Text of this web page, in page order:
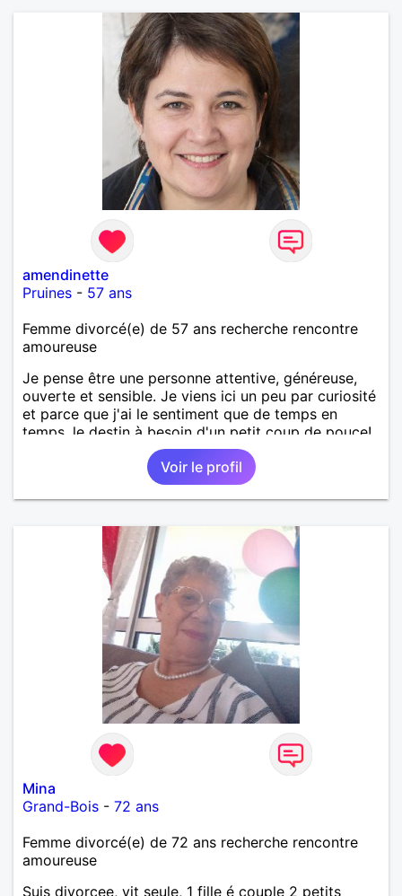
amendinette
Pruines - 57 ans
Femme divorcé(e) de 57 ans recherche rencontre
amoureuse
Je pense être une personne attentive, généreuse,
ouverte et sensible. Je viens ici un peu par curiosité
et parce que j'ai le sentiment que de temps en
temps, le destin à besoin d'un petit coup de pouce!
Voir le profil
Mina
Grand-Bois - 72 ans
Femme divorcé(e) de 72 ans recherche rencontre
amoureuse
Suis divorcee, vit seule, 1 fille é couple 2 petits